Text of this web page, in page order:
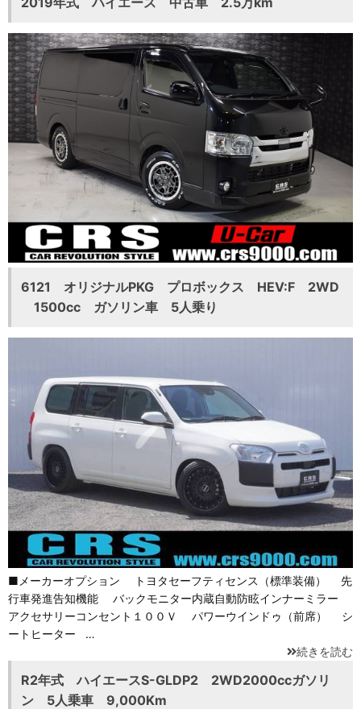
6121 オリジナルPKG プロボックス HEV:F 2WD
1500cc ガソリン車 5人乗り
■メーカーオプション トヨタセーフティセンス（標準装備） 先
行車発進告知機能 バックモニター内蔵自動防眩インナーミラー
アクセサリーコンセント１００Ｖ パワーウインドゥ（前席） シ
ートヒーター …
続きを読む
R2年式 ハイエースS-GLDP2 2WD2000ccガソリ
ン 5人乗車 9,000Km